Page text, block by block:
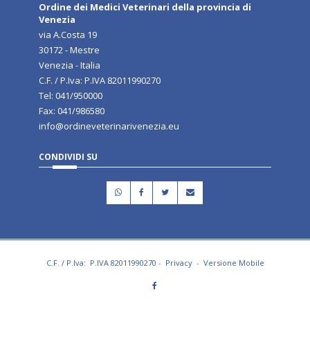
Ordine dei Medici Veterinari della provincia di
Venezia
via A.Costa 19
30172 - Mestre
Venezia - Italia
C.F. / P.Iva: P.IVA 82011990270
Tel: 041/950000
Fax: 041/986580
info@ordineveterinarivenezia.eu
CONDIVIDI SU
C.F. / P.Iva: P.IVA 82011990270 - Privacy - Versione Mobile